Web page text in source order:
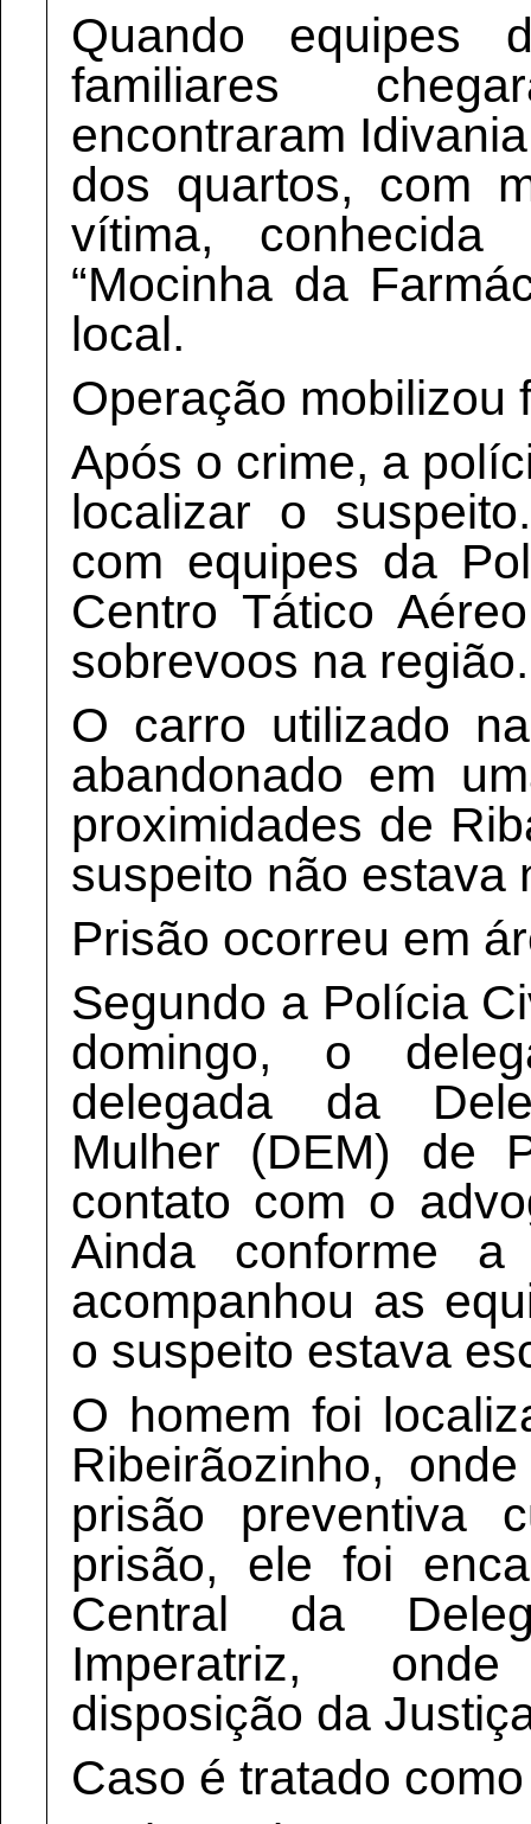
Quando equipes
familiares
encontraram
dos quartos, com
vítima, conhecida
“Mocinha da
local.
Operação mobilizou
Após o crime, a
localizar o
com equipes da
Centro Tático
sobrevoos na região.
O carro utilizado
abandonado em
proximidades de
suspeito não estava
Prisão ocorreu em
Segundo a Polícia
domingo, o
delegada da
Mulher (DEM) de
contato com o
Ainda conforme
acompanhou as
o suspeito estava
O homem foi
Ribeirãozinho,
prisão preventiva
prisão, ele foi
Central da
Imperatriz,
disposição da
Caso é tratado